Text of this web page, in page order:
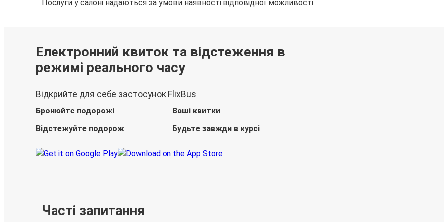
Послуги у салоні надаються за умови наявності відповідної можливості
Електронний квиток та відстеження в
режимі реального часу
Відкрийте для себе застосунок FlixBus
Бронюйте подорожі
Ваші квитки
Відстежуйте подорож
Будьте завжди в курсі
Часті запитання